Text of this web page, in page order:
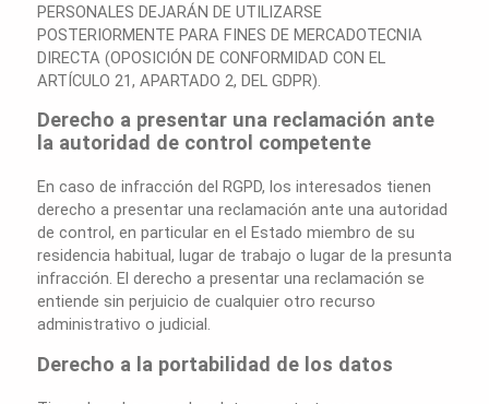
PERSONALES DEJARÁN DE UTILIZARSE
POSTERIORMENTE PARA FINES DE MERCADOTECNIA
DIRECTA (OPOSICIÓN DE CONFORMIDAD CON EL
ARTÍCULO 21, APARTADO 2, DEL GDPR).
Derecho a presentar una reclamación ante
la autoridad de control competente
En caso de infracción del RGPD, los interesados tienen
derecho a presentar una reclamación ante una autoridad
de control, en particular en el Estado miembro de su
residencia habitual, lugar de trabajo o lugar de la presunta
infracción. El derecho a presentar una reclamación se
entiende sin perjuicio de cualquier otro recurso
administrativo o judicial.
Derecho a la portabilidad de los datos